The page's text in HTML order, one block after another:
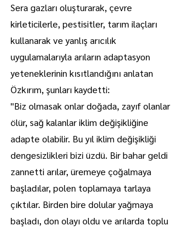
Sera gazları oluşturarak, çevre
kirleticilerle, pestisitler, tarım ilaçları
kullanarak ve yanlış arıcılık
uygulamalarıyla arıların adaptasyon
yeteneklerinin kısıtlandığını anlatan
Özkırım, şunları kaydetti:
"Biz olmasak onlar doğada, zayıf olanlar
ölür, sağ kalanlar iklim değişikliğine
adapte olabilir. Bu yıl iklim değişikliği
dengesizlikleri bizi üzdü. Bir bahar geldi
zannetti arılar, üremeye çoğalmaya
başladılar, polen toplamaya tarlaya
çıktılar. Birden bire dolular yağmaya
başladı, don olayı oldu ve arılarda toplu